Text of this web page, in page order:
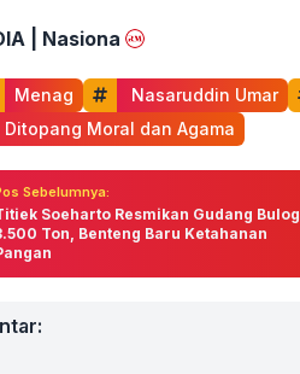
| Nasiona
Menag Nasaruddin Umar
Ditopang Moral dan Agama
Sebelumnya:
Soeharto Resmikan Gudang Bulog
Ton, Benteng Baru Ketahanan